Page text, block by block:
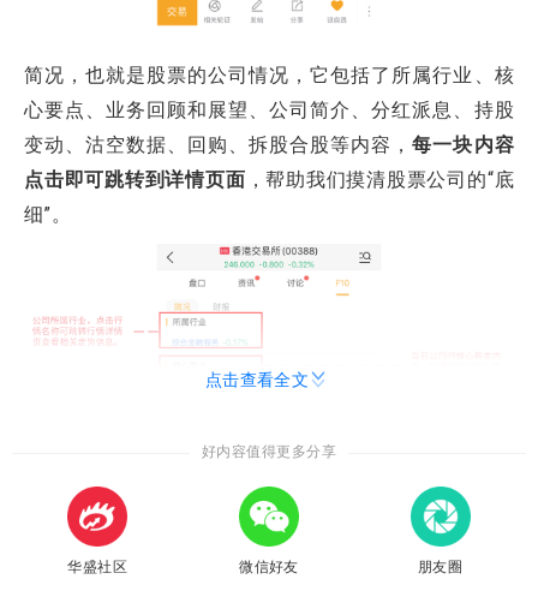
简况，也就是股票的公司情况，它包括了所属行业、核
心要点、业务回顾和展望、公司简介、分红派息、持股
变动、沽空数据、回购、拆股合股等内容，每一块内容
点击即可跳转到详情页面 ，帮助我们摸清股票公司的“底
细”。
点击查看全文
好内容值得更多分享
华盛社区 微信好友 朋友圈